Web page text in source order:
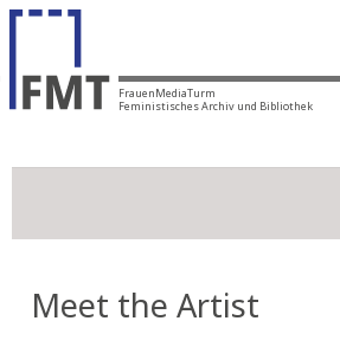
FrauenMediaTurm
Feministisches Archiv und Bibliothek
Meet the Artist